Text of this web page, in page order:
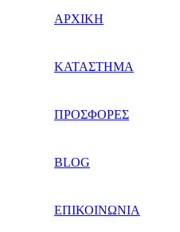
ΑΡΧΙΚΗ
ΚΑΤΑΣΤΗΜΑ
ΠΡΟΣΦΟΡΕΣ
BLOG
ΕΠΙΚΟΙΝΩΝΙΑ